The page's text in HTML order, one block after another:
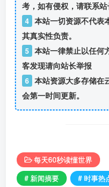
考，如有侵权，请联系
4 本站一切资源不代表
其真实性负责。
5 本站一律禁止以任何
客发现请向站长举报
6 本站资源大多存储在
会第一时间更新。
每天60秒读懂世界
# 新闻摘要
# 时事热